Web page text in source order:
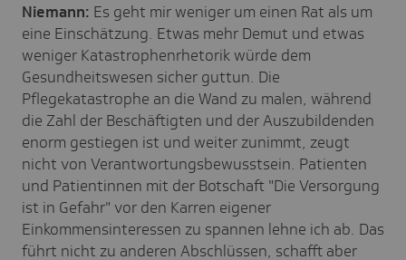
Niemann: Es geht mir weniger um einen Rat als um
eine Einschätzung. Etwas mehr Demut und etwas
weniger Katastrophenrhetorik würde dem
Gesundheitswesen sicher guttun. Die
Pflegekatastrophe an die Wand zu malen, während
die Zahl der Beschäftigten und der Auszubildenden
enorm gestiegen ist und weiter zunimmt, zeugt
nicht von Verantwortungsbewusstsein. Patienten
und Patientinnen mit der Botschaft "Die Versorgung
ist in Gefahr" vor den Karren eigener
Einkommensinteressen zu spannen lehne ich ab. Das
führt nicht zu anderen Abschlüssen, schafft aber